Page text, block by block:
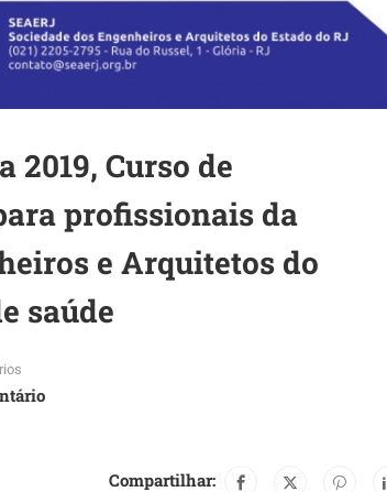
2019, Curso de
profissionais da
e Arquitetos do
saúde
Compartilhar: